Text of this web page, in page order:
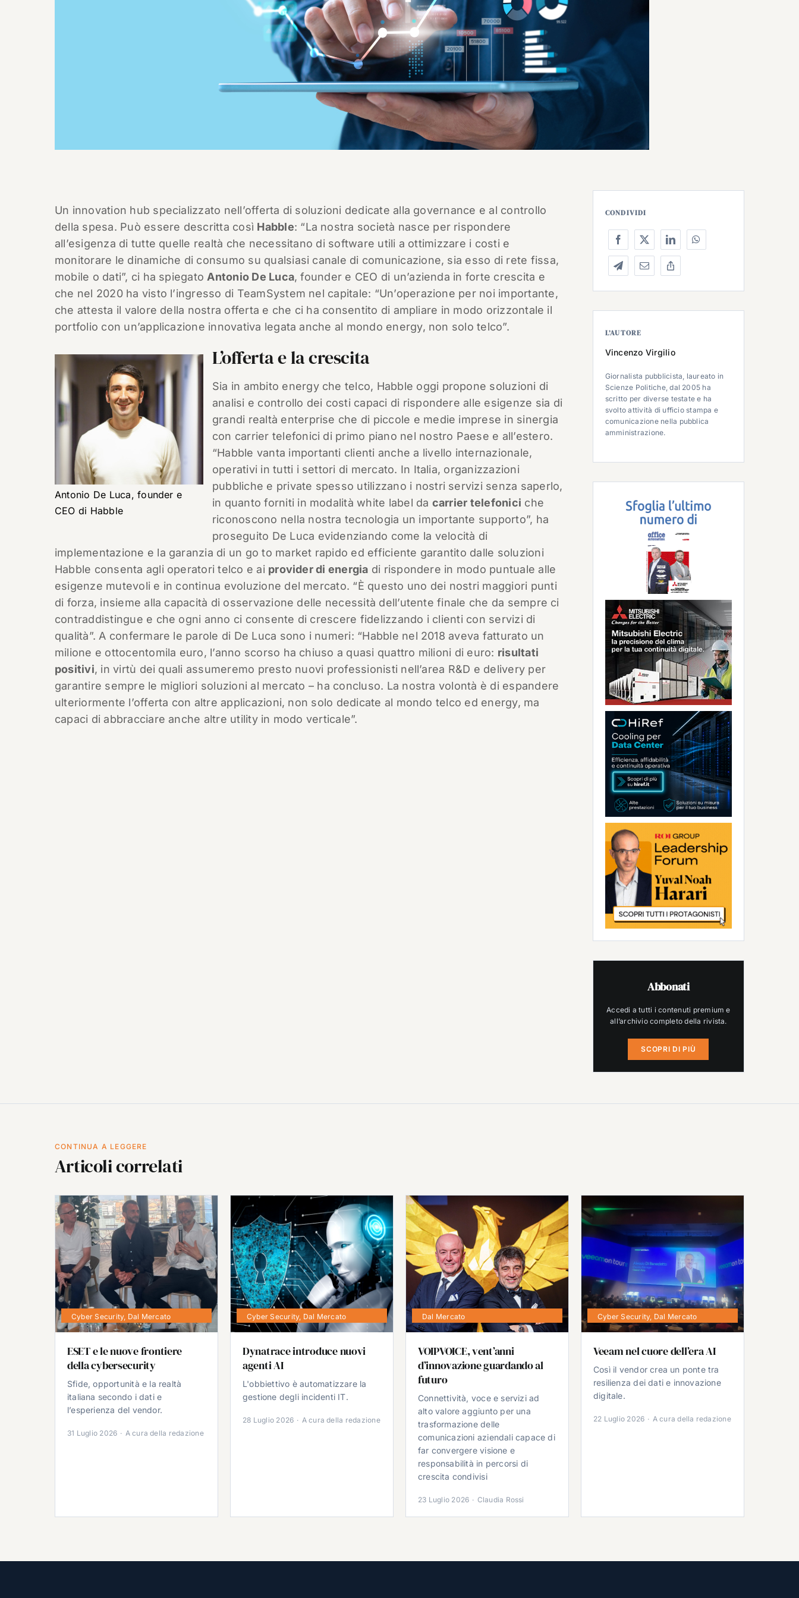
Un innovation hub specializzato nell’offerta di soluzioni dedicate alla governance e al controllo
della spesa. Può essere descritta così Habble: “La nostra società nasce per rispondere
all’esigenza di tutte quelle realtà che necessitano di software utili a ottimizzare i costi e
monitorare le dinamiche di consumo su qualsiasi canale di comunicazione, sia esso di rete fissa,
mobile o dati”, ci ha spiegato Antonio De Luca, founder e CEO di un’azienda in forte crescita e
che nel 2020 ha visto l’ingresso di TeamSystem nel capitale: “Un’operazione per noi importante,
che attesta il valore della nostra offerta e che ci ha consentito di ampliare in modo orizzontale il
portfolio con un’applicazione innovativa legata anche al mondo energy, non solo telco”.
Antonio De Luca, founder e
CEO di Habble
L’offerta e la crescita
Sia in ambito energy che telco, Habble oggi propone soluzioni di
analisi e controllo dei costi capaci di rispondere alle esigenze sia di
grandi realtà enterprise che di piccole e medie imprese in sinergia
con carrier telefonici di primo piano nel nostro Paese e all’estero.
“Habble vanta importanti clienti anche a livello internazionale,
operativi in tutti i settori di mercato. In Italia, organizzazioni
pubbliche e private spesso utilizzano i nostri servizi senza saperlo,
in quanto forniti in modalità white label da carrier telefonici che
riconoscono nella nostra tecnologia un importante supporto”, ha
proseguito De Luca evidenziando come la velocità di
implementazione e la garanzia di un go to market rapido ed efficiente garantito dalle soluzioni
Habble consenta agli operatori telco e ai provider di energia di rispondere in modo puntuale alle
esigenze mutevoli e in continua evoluzione del mercato. “È questo uno dei nostri maggiori punti
di forza, insieme alla capacità di osservazione delle necessità dell’utente finale che da sempre ci
contraddistingue e che ogni anno ci consente di crescere fidelizzando i clienti con servizi di
qualità”. A confermare le parole di De Luca sono i numeri: “Habble nel 2018 aveva fatturato un
milione e ottocentomila euro, l’anno scorso ha chiuso a quasi quattro milioni di euro: risultati
positivi, in virtù dei quali assumeremo presto nuovi professionisti nell’area R&D e delivery per
garantire sempre le migliori soluzioni al mercato – ha concluso. La nostra volontà è di espandere
ulteriormente l’offerta con altre applicazioni, non solo dedicate al mondo telco ed energy, ma
capaci di abbracciare anche altre utility in modo verticale”.
CONDIVIDI
L’AUTORE
Vincenzo Virgilio
Giornalista pubblicista, laureato in
Scienze Politiche, dal 2005 ha
scritto per diverse testate e ha
svolto attività di ufficio stampa e
comunicazione nella pubblica
amministrazione.
Abbonati
Accedi a tutti i contenuti premium e
all’archivio completo della rivista.
SCOPRI DI PIÙ
CONTINUA A LEGGERE
Articoli correlati
Cyber Security, Dal Mercato
ESET e le nuove frontiere
della cybersecurity
Sfide, opportunità e la realtà
italiana secondo i dati e
l’esperienza del vendor.
31 Luglio 2026 · A cura della redazione
Cyber Security, Dal Mercato
Dynatrace introduce nuovi
agenti AI
L'obbiettivo è automatizzare la
gestione degli incidenti IT.
28 Luglio 2026 · A cura della redazione
Dal Mercato
VOIPVOICE, vent’anni
d’innovazione guardando al
futuro
Connettività, voce e servizi ad
alto valore aggiunto per una
trasformazione delle
comunicazioni aziendali capace di
far convergere visione e
responsabilità in percorsi di
crescita condivisi
23 Luglio 2026 · Claudia Rossi
Cyber Security, Dal Mercato
Veeam nel cuore dell’era AI
Così il vendor crea un ponte tra
resilienza dei dati e innovazione
digitale.
22 Luglio 2026 · A cura della redazione